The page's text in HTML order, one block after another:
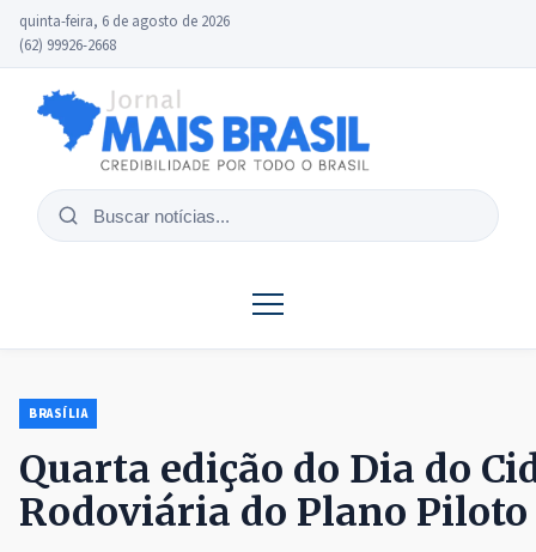
quinta-feira, 6 de agosto de 2026
(62) 99926-2668
Buscar
BRASÍLIA
Quarta edição do Dia do
Rodoviária do Plano Piloto